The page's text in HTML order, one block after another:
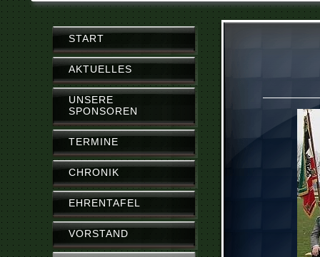
START
AKTUELLES
UNSERE
SPONSOREN
TERMINE
CHRONIK
EHRENTAFEL
VORSTAND